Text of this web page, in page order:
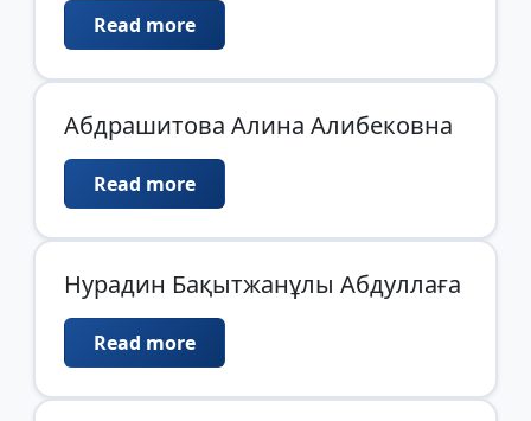
Read more
Абдрашитова Алина Алибековна
Read more
Нурадин Бақытжанұлы Абдуллаға
Read more